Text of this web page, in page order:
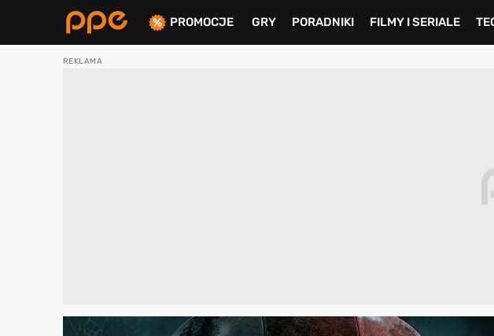
PROMOCJE GRY PORADNIKI FILMY I SERIALE